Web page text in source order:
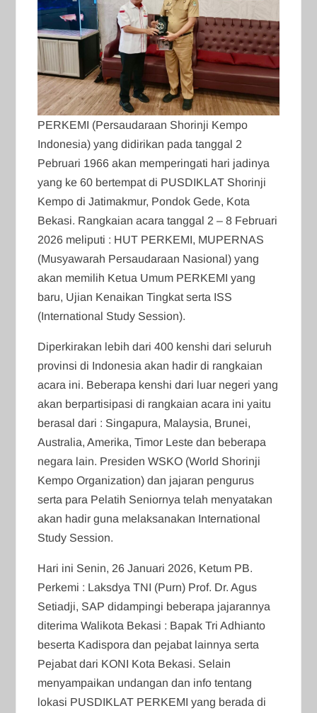
PERKEMI (Persaudaraan Shorinji Kempo
Indonesia) yang didirikan pada tanggal 2
Pebruari 1966 akan memperingati hari jadinya
yang ke 60 bertempat di PUSDIKLAT Shorinji
Kempo di Jatimakmur, Pondok Gede, Kota
Bekasi. Rangkaian acara tanggal 2 – 8 Februari
2026 meliputi : HUT PERKEMI, MUPERNAS
(Musyawarah Persaudaraan Nasional) yang
akan memilih Ketua Umum PERKEMI yang
baru, Ujian Kenaikan Tingkat serta ISS
(International Study Session).
Diperkirakan lebih dari 400 kenshi dari seluruh
provinsi di Indonesia akan hadir di rangkaian
acara ini. Beberapa kenshi dari luar negeri yang
akan berpartisipasi di rangkaian acara ini yaitu
berasal dari : Singapura, Malaysia, Brunei,
Australia, Amerika, Timor Leste dan beberapa
negara lain. Presiden WSKO (World Shorinji
Kempo Organization) dan jajaran pengurus
serta para Pelatih Seniornya telah menyatakan
akan hadir guna melaksanakan International
Study Session.
Hari ini Senin, 26 Januari 2026, Ketum PB.
Perkemi : Laksdya TNI (Purn) Prof. Dr. Agus
Setiadji, SAP didampingi beberapa jajarannya
diterima Walikota Bekasi : Bapak Tri Adhianto
beserta Kadispora dan pejabat lainnya serta
Pejabat dari KONI Kota Bekasi. Selain
menyampaikan undangan dan info tentang
lokasi PUSDIKLAT PERKEMI yang berada di